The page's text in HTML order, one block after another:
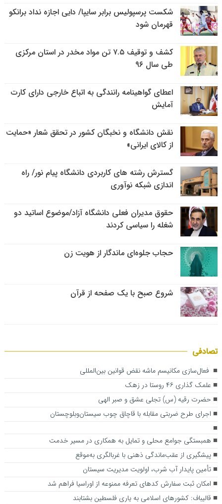
شکست پرسپولیس برابر سایپا/ دایی اجازه نداد برانکو
قهرمان شود
کشف و توقیف ۷.۵ تن مواد مخدر در استان مرکزی
طی سال ۹۶
اعطای گواهینامه رانندگی به اتباع خارجی دارای کارت
آمایش
نقش دانشگاه و نخبگان کشور در تحقق شعار «حمایت
از کالای ایرانی»
گسترش رشته های کاربردی دانشگاه پیام نور/ راه
اندازی شبکه نوآوری
حقوق مدیران فعلی دانشگاه آزاد/موضوع اساتید دو
شغله را سیاسی کردند
حجاب جلوه‌ای ماندگار از هویت زن
شروع صبح با یک صفحه از قرآن
تصادفی
فعال‌سازی مکانیسم ماشه نقض قوانین بین‌المللی
علمک گذاری ۴۶ روستا در زهک
حضرت رقیه (س) تجلی عشق و صبر الهی
اجرای طرح ضربتی مقابله با قاچاق چوب سیستان‌وبلوچستان
همبستگی جوامع محلی و تمایل به همکاری در مسیر خدمت
پیشگیری از عقب‌ماندگی ذهنی با غربالگری به‌موقع
تأمین پایدار آب شرب، اولویت مدیریت سیستان
امکان ثبت سفارش کدهای تعرفه ممنوعه از اوراسیا فراهم شد
قالیباف: کشورهای اسلامی به یاری فلسطین بشتابند